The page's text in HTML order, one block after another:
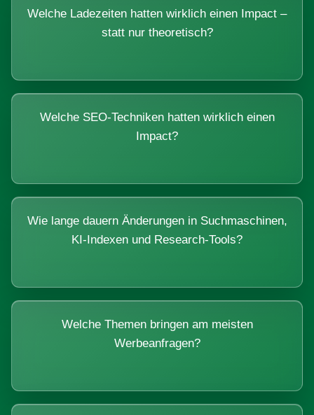
Welche Ladezeiten hatten wirklich einen Impact –
statt nur theoretisch?
Welche SEO-Techniken hatten wirklich einen
Impact?
Wie lange dauern Änderungen in Suchmaschinen,
KI-Indexen und Research-Tools?
Welche Themen bringen am meisten
Werbeanfragen?